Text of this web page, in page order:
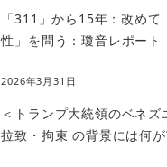
「311」から15年：改め
性」を問う：瓊音レポート
2026年3月31日
＜トランプ大統領のベネズ
拉致・拘束 の背景には何が